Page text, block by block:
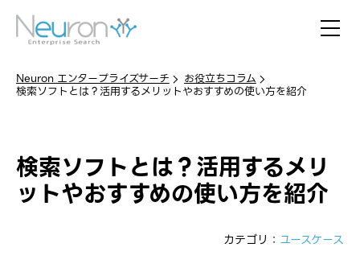
Neuron エンタープライズサーチ お役立ちコラム
検索ソフトとは？活用するメリットやおすすめの使い方を紹介
検索ソフトとは？活用するメリ
ットやおすすめの使い方を紹介
カテゴリ： ユースケース